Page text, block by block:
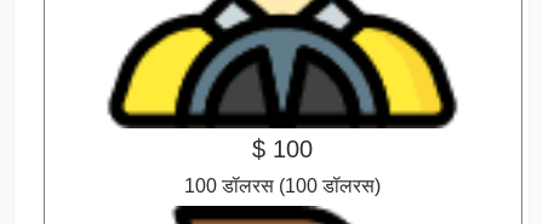
$ 100
100 डॉलरस (100 डॉलरस)